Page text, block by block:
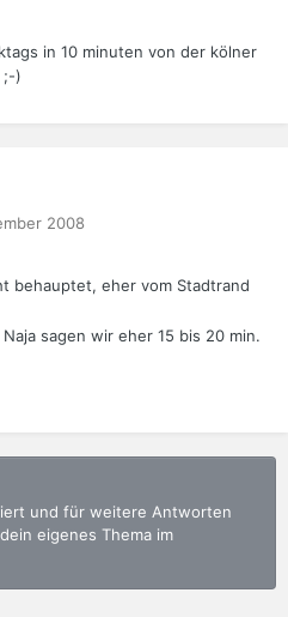
in 10 minuten von der kölner
;-)
2008
behauptet, eher vom Stadtrand
sagen wir eher 15 bis 20 min.
und für weitere Antworten
eigenes Thema im